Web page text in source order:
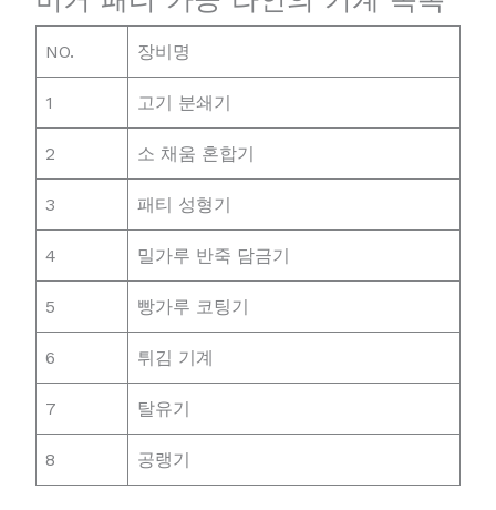
NO. 장비명
1 고기 분쇄기
2 소 채움 혼합기
3 패티 성형기
4 밀가루 반죽 담금기
5 빵가루 코팅기
6 튀김 기계
7 탈유기
8 공랭기